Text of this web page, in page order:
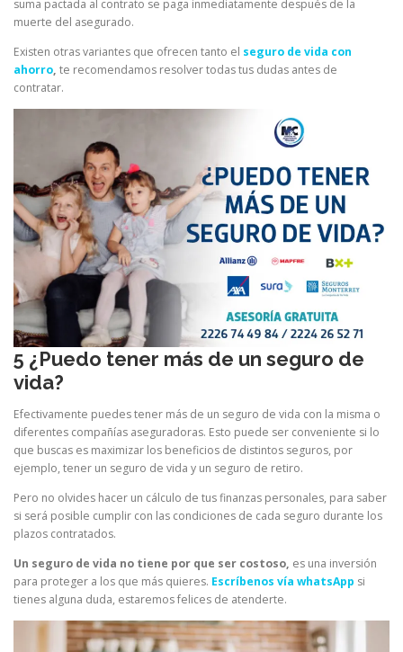
suma pactada al contrato se paga inmediatamente después de la
muerte del asegurado.
Existen otras variantes que ofrecen tanto el seguro de vida con
ahorro, te recomendamos resolver todas tus dudas antes de
contratar.
5 ¿Puedo tener más de un seguro de
vida?
Efectivamente puedes tener más de un seguro de vida con la misma o
diferentes compañías aseguradoras. Esto puede ser conveniente si lo
que buscas es maximizar los beneficios de distintos seguros, por
ejemplo, tener un seguro de vida y un seguro de retiro.
Pero no olvides hacer un cálculo de tus finanzas personales, para saber
si será posible cumplir con las condiciones de cada seguro durante los
plazos contratados.
Un seguro de vida no tiene por que ser costoso, es una inversión
para proteger a los que más quieres. Escríbenos vía whatsApp si
tienes alguna duda, estaremos felices de atenderte.